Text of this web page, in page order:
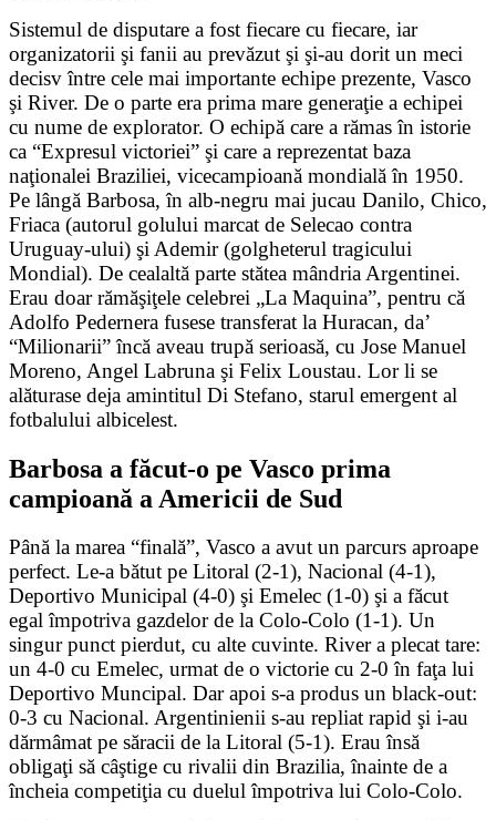
Sistemul de disputare a fost fiecare cu fiecare, iar
organizatorii şi fanii au prevăzut şi şi-au dorit un meci
decisv între cele mai importante echipe prezente, Vasco
şi River. De o parte era prima mare generaţie a echipei
cu nume de explorator. O echipă care a rămas în istorie
ca “Expresul victoriei” şi care a reprezentat baza
naţionalei Braziliei, vicecampioană mondială în 1950.
Pe lângă Barbosa, în alb-negru mai jucau Danilo, Chico,
Friaca (autorul golului marcat de Selecao contra
Uruguay-ului) şi Ademir (golgheterul tragicului
Mondial). De cealaltă parte stătea mândria Argentinei.
Erau doar rămăşiţele celebrei „La Maquina”, pentru că
Adolfo Pedernera fusese transferat la Huracan, da’
“Milionarii” încă aveau trupă serioasă, cu Jose Manuel
Moreno, Angel Labruna şi Felix Loustau. Lor li se
alăturase deja amintitul Di Stefano, starul emergent al
fotbalului albicelest.
Barbosa a făcut-o pe Vasco prima
campioană a Americii de Sud
Până la marea “finală”, Vasco a avut un parcurs aproape
perfect. Le-a bătut pe Litoral (2-1), Nacional (4-1),
Deportivo Municipal (4-0) şi Emelec (1-0) şi a făcut
egal împotriva gazdelor de la Colo-Colo (1-1). Un
singur punct pierdut, cu alte cuvinte. River a plecat tare:
un 4-0 cu Emelec, urmat de o victorie cu 2-0 în faţa lui
Deportivo Muncipal. Dar apoi s-a produs un black-out:
0-3 cu Nacional. Argentinienii s-au repliat rapid şi i-au
dărmâmat pe săracii de la Litoral (5-1). Erau însă
obligaţi să câştige cu rivalii din Brazilia, înainte de a
încheia competiţia cu duelul împotriva lui Colo-Colo.